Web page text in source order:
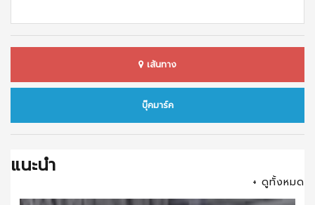
เส้นทาง
บุ๊คมาร์ค
แนะนำ
+ ดูทั้งหมด